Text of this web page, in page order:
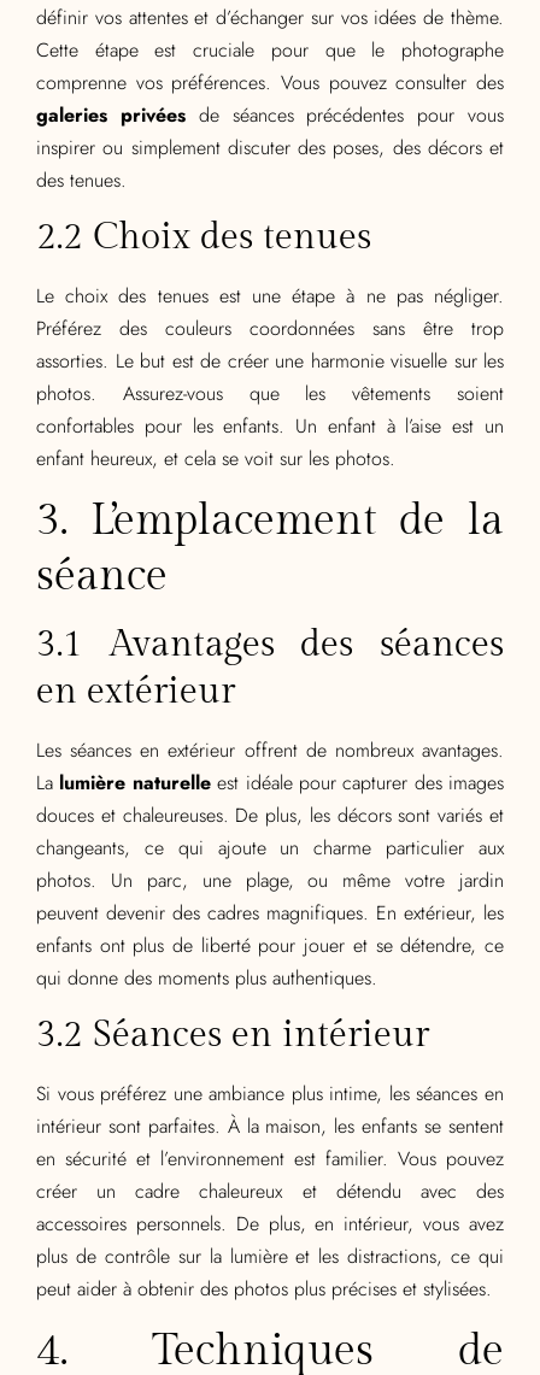
définir vos attentes et d’échanger sur vos idées de thème.
Cette étape est cruciale pour que le photographe
comprenne vos préférences. Vous pouvez consulter des
galeries privéesde séances précédentes pour vous
inspirer ou simplement discuter des poses, des décors et
des tenues.
2.2 Choix des tenues
Le choix des tenues est une étape à ne pas négliger.
Préférez des couleurs coordonnées sans être trop
assorties. Le but est de créer une harmonie visuelle sur les
photos. Assurez-vous que les vêtements soient
confortables pour les enfants. Un enfant à l’aise est un
enfant heureux, et cela se voit sur les photos.
3. L’emplacement de la
séance
3.1 Avantages des séances
en extérieur
Les séances en extérieur offrent de nombreux avantages.
La lumière naturelleest idéale pour capturer des images
douces et chaleureuses. De plus, les décors sont variés et
changeants, ce qui ajoute un charme particulier aux
photos. Un parc, une plage, ou même votre jardin
peuvent devenir des cadres magnifiques. En extérieur, les
enfants ont plus de liberté pour jouer et se détendre, ce
qui donne des moments plus authentiques.
3.2 Séances en intérieur
Si vous préférez une ambiance plus intime, les séances en
intérieur sont parfaites. À la maison, les enfants se sentent
en sécurité et l’environnement est familier. Vous pouvez
créer un cadre chaleureux et détendu avec des
accessoires personnels. De plus, en intérieur, vous avez
plus de contrôle sur la lumière et les distractions, ce qui
peut aider à obtenir des photos plus précises et stylisées.
4. Techniques de